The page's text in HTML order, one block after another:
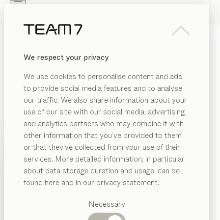
We respect your privacy
We use cookies to personalise content and ads,
to provide social media features and to analyse
our traffic. We also share information about your
use of our site with our social media, advertising
and analytics partners who may combine it with
other information that you’ve provided to them
or that they’ve collected from your use of their
services. More detailed information, in particular
about data storage duration and usage, can be
found here and in our privacy statement.
Necessary
PRODUKTE
INSPIRATION
HÄNDLER
Vorgeschlagene
Kategorien
PRODUKTE
INSPIRATION
ÜBER UNS
echt.zeitKÜCHE
Nussbaum, Keramik basalt black
von Sebastian Desch
Die echt.zeit Küche schafft einen Ort des
gemeinsamen Erlebens und Genießens. Dabei geht es
um die Rückbesinnung auf echte Werte wie frische
Zutaten und traditionelles Handwerk, aber auch um
eine neue Kochkultur und gelebte Wohnlichkeit.
Hochwertige Keramik schenkt der Küche Eleganz,